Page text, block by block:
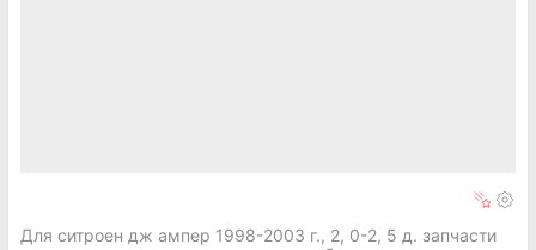
Для ситроен дж ампер 1998-2003 г., 2, 0-2, 5 д. запчасти